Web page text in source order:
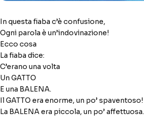
In questa fiaba c’è confusione,
Ogni parola è un’indovinazione!
Ecco cosa
La fiaba dice:
C’erano una volta
Un GATTO
E una BALENA.
Il GATTO era enorme, un po’ spaventoso!
La BALENA era piccola, un po’ affettuosa.